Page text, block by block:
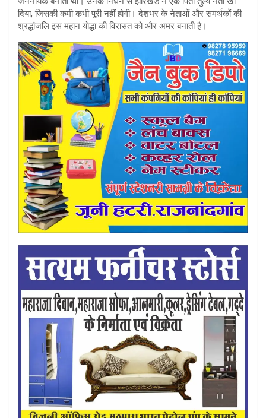
दिया, जिसकी कमी कभी पूरी नहीं होगी। देशभर के नेताओं और समर्थकों की
श्रद्धांजलि इस महान योद्धा की विरासत को और अमर बनाती है।